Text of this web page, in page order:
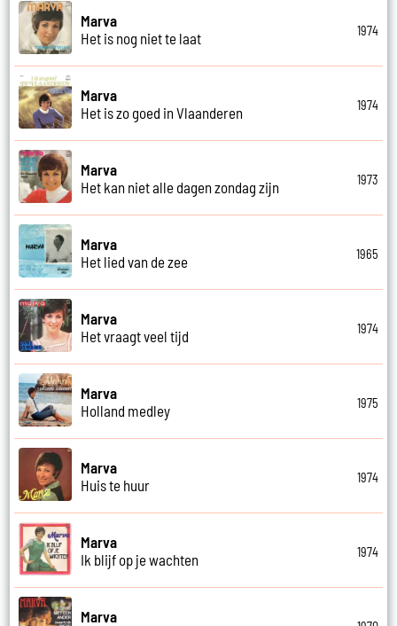
Marva
Het is nog niet te laat
1974
Marva
Het is zo goed in Vlaanderen
1974
Marva
Het kan niet alle dagen zondag zijn
1973
Marva
Het lied van de zee
1965
Marva
Het vraagt veel tijd
1974
Marva
Holland medley
1975
Marva
Huis te huur
1974
Marva
Ik blijf op je wachten
1974
Marva